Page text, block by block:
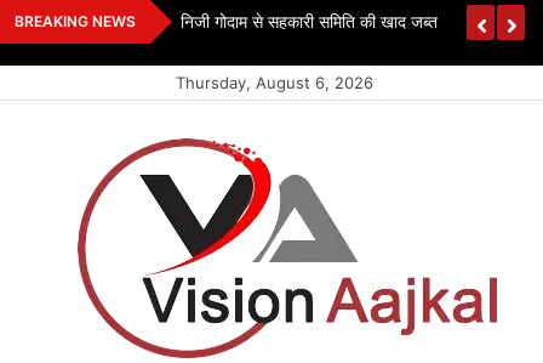
Skip
to
BREAKING NEWS निजी गोदाम से सहकारी समिति की खाद जब्त
Thursday, August 6, 2026